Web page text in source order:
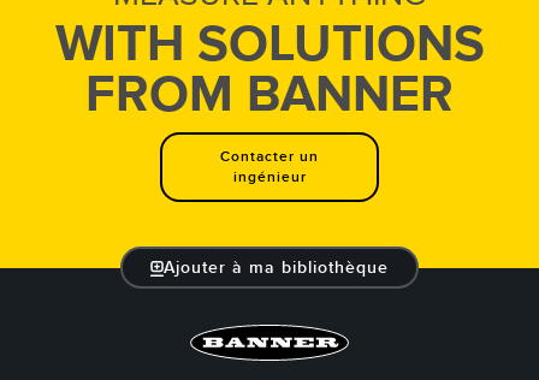
WITH SOLUTIONS
FROM BANNER
Contacter un
ingénieur
Ajouter à ma bibliothèque